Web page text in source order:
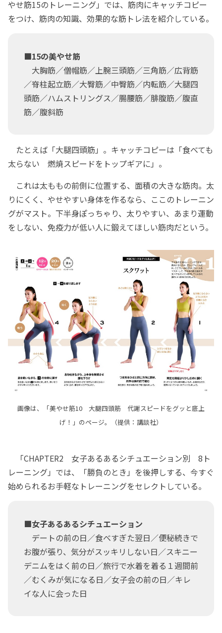
やせ筋15のトレーニング」では、筋肉にキャッチコピー
をつけ、筋肉の知識、効果的な筋トレ法を紹介している。
■15の美やせ筋
大胸筋／僧帽筋／上腕三頭筋／三角筋／広背筋
／脊柱起立筋／大臀筋／中臀筋／内転筋／大腿四
頭筋／ハムストリングス／腸腰筋／腓腹筋／腹直
筋／腹斜筋
たとえば「大腿四頭筋」。キャッチコピーは「食べても
太らない 燃焼スピードをトップギアに」。
これは太ももの前側に位置する、面積の大きな筋肉。太
りにくく、やせやすい身体を作るなら、ここのトレーニン
グがマスト。下半身ぽっちゃり、太りやすい、あまり運動
をしない、免疫力が低い人に鍛えてほしい筋肉だという。
画像は、「美やせ筋10 大腿四頭筋 代謝スピードをグッと底上
げ！」のページ。（提供：講談社）
「CHAPTER2 女子あるあるシチュエーション別 8ト
レーニング」では、「勝負のとき」を後押しする、今すぐ
始められるお手軽なトレーニングをセレクトしている。
■女子あるあるシチュエーション
デートの前の日／食べすぎた翌日／便秘続きで
お腹が張り、気分がスッキリしない日／スキニー
デニムをはく前の日／旅行で水着を着る１週間前
／むくみが気になる日／女子会の前の日／キレ
イな人に会った日